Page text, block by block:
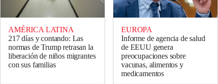
AMÉRICA LATINA
217 días y contando: Las
normas de Trump retrasan la
liberación de niños migrantes
con sus familias
EUROPA
Informe de agencia de salud
de EEUU genera
preocupaciones sobre
vacunas, alimentos y
medicamentos